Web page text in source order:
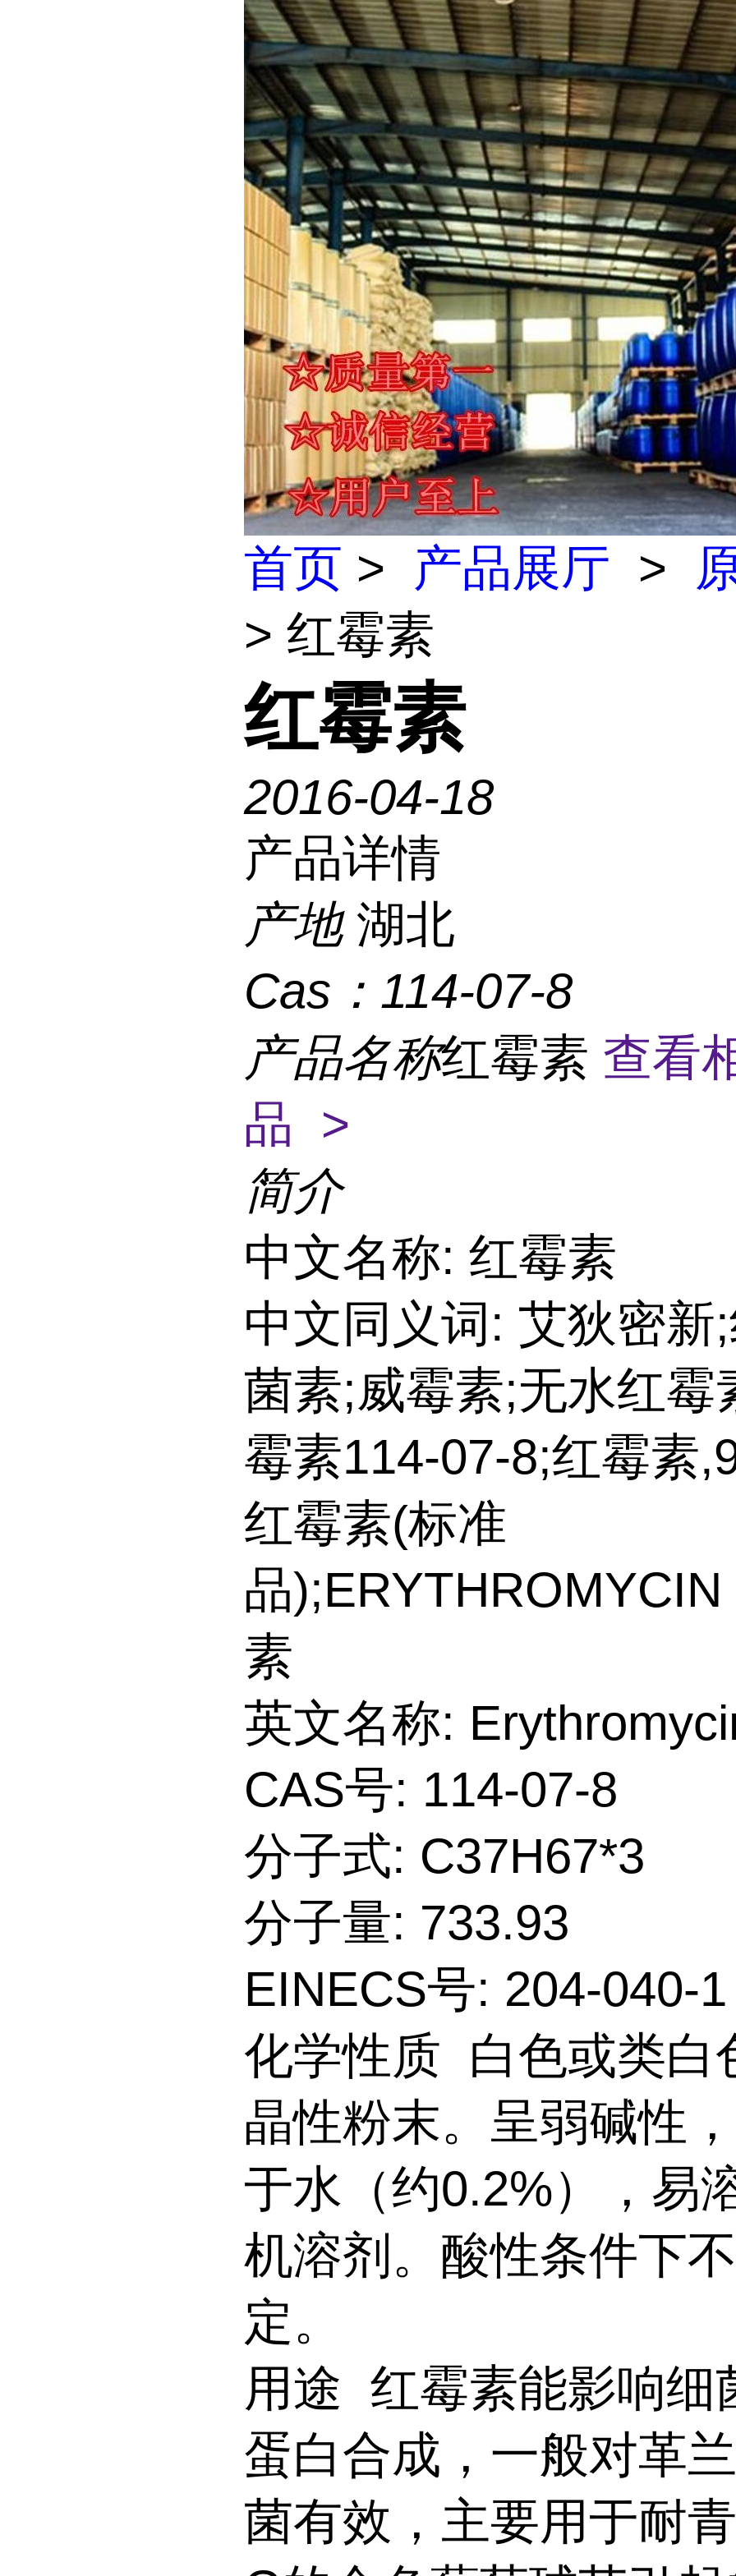
首页 > 产品展厅 >
> 红霉素
红霉素
2016-04-18
产品详情
产地 湖北
Cas： 114-07-8
产品名称红霉素 查看
品 >
简介
中文名称: 红霉素
中文同义词: 艾狄密新
菌素;威霉素;无水红霉
霉素114-07-8;红霉素
红霉素(标准
品);ERYTHROMYCIN
素
英文名称:
CAS号: 114-07-8
分子式: C37H67*3
分子量: 733.93
EINECS号: 204-040-1
化学性质 白色或类白
晶性粉末。呈弱碱性
于水（约0.2%），易
机溶剂。酸性条件下
定。
用途 红霉素能影响细
蛋白合成，一般对革
菌有效，主要用于耐